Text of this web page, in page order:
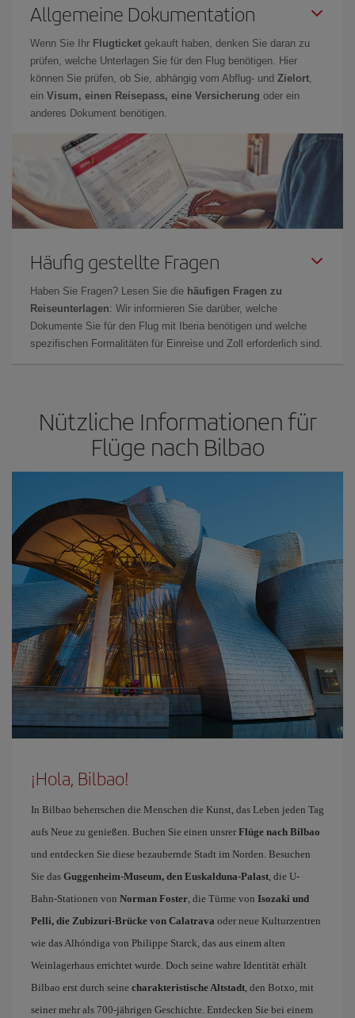
Allgemeine Dokumentation
Wenn Sie Ihr Flugticket gekauft haben, denken Sie daran zu
prüfen, welche Unterlagen Sie für den Flug benötigen. Hier
können Sie prüfen, ob Sie, abhängig vom Abflug- und Zielort,
ein Visum, einen Reisepass, eine Versicherung oder ein
anderes Dokument benötigen.
Häufig gestellte Fragen
Haben Sie Fragen? Lesen Sie die häufigen Fragen zu
Reiseunterlagen: Wir informieren Sie darüber, welche
Dokumente Sie für den Flug mit Iberia benötigen und welche
spezifischen Formalitäten für Einreise und Zoll erforderlich sind.
Nützliche Informationen für
Flüge nach Bilbao
¡Hola, Bilbao!
In Bilbao beherrschen die Menschen die Kunst, das Leben jeden Tag
aufs Neue zu genießen. Buchen Sie einen unsrer Flüge nach Bilbao
und entdecken Sie diese bezaubernde Stadt im Norden. Besuchen
Sie das Guggenheim-Museum, den Euskalduna-Palast, die U-
Bahn-Stationen von Norman Foster, die Türme von Isozaki und
Pelli, die Zubizuri-Brücke von Calatrava oder neue Kulturzentren
wie das Alhóndiga von Philippe Starck, das aus einem alten
Weinlagerhaus errichtet wurde. Doch seine wahre Identität erhält
Bilbao erst durch seine charakteristische Altstadt, den Botxo, mit
seiner mehr als 700-jährigen Geschichte. Entdecken Sie bei einem